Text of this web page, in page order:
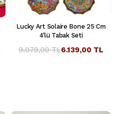
Lucky Art Solaire Bone 25 Cm
4'lü Tabak Seti
6.139,00 TL
9.079,00 TL